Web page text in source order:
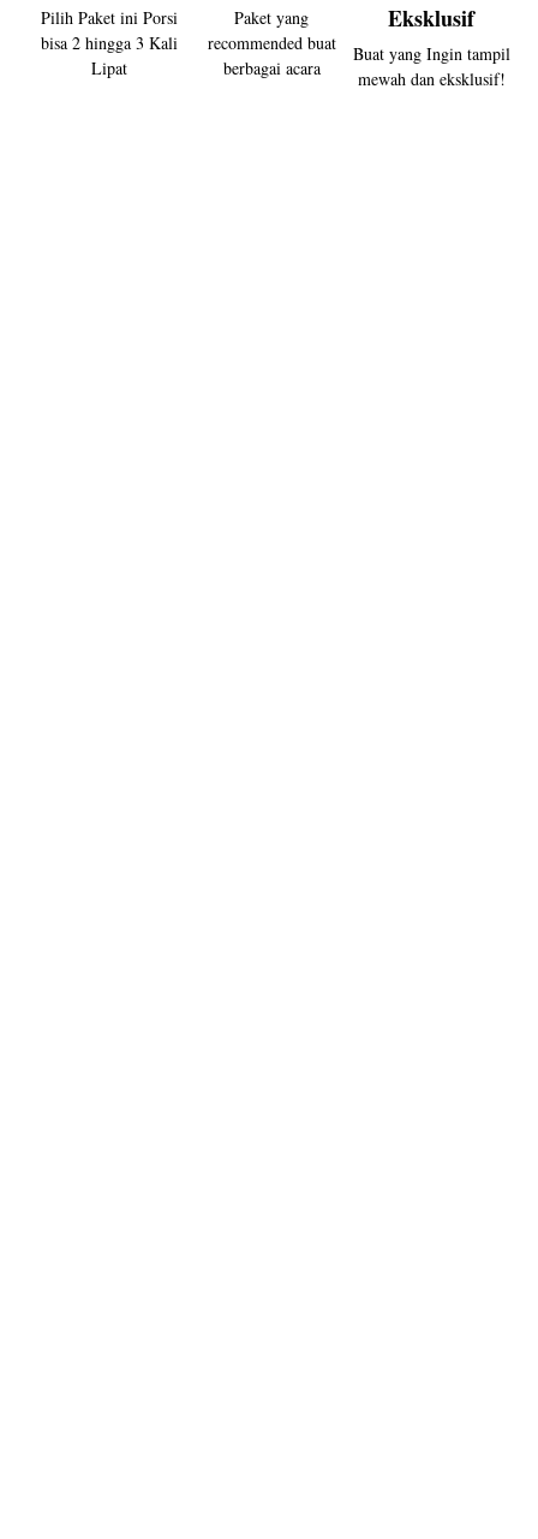
Pilih Paket ini Porsi
bisa 2 hingga 3 Kali
Lipat
Paket yang
recommended buat
berbagai acara
Eksklusif
Buat yang Ingin tampil
mewah dan eksklusif!